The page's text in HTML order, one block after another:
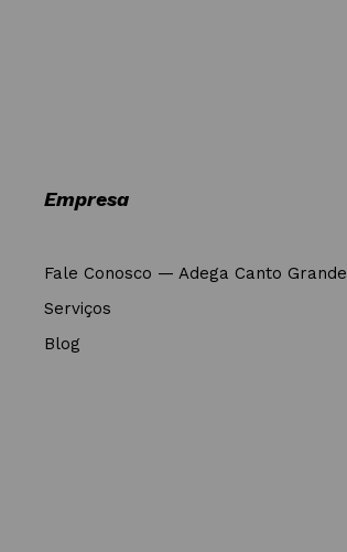
Empresa
Fale Conosco — Adega Canto Grande
Serviços
Blog